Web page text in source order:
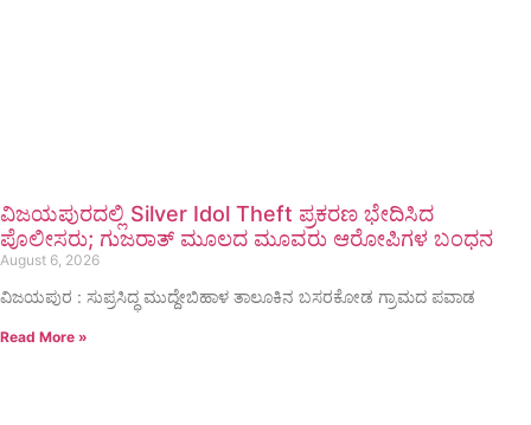
ವಿಜಯಪುರದಲ್ಲಿ Silver Idol Theft ಪ್ರಕರಣ ಭೇದಿಸಿದ
ಪೊಲೀಸರು; ಗುಜರಾತ್ ಮೂಲದ ಮೂವರು ಆರೋಪಿಗಳ ಬಂಧನ
August 6, 2026
ವಿಜಯಪುರ : ಸುಪ್ರಸಿದ್ಧ ಮುದ್ದೇಬಿಹಾಳ ತಾಲೂಕಿನ ಬಸರಕೋಡ ಗ್ರಾಮದ ಪವಾಡ
Read More »